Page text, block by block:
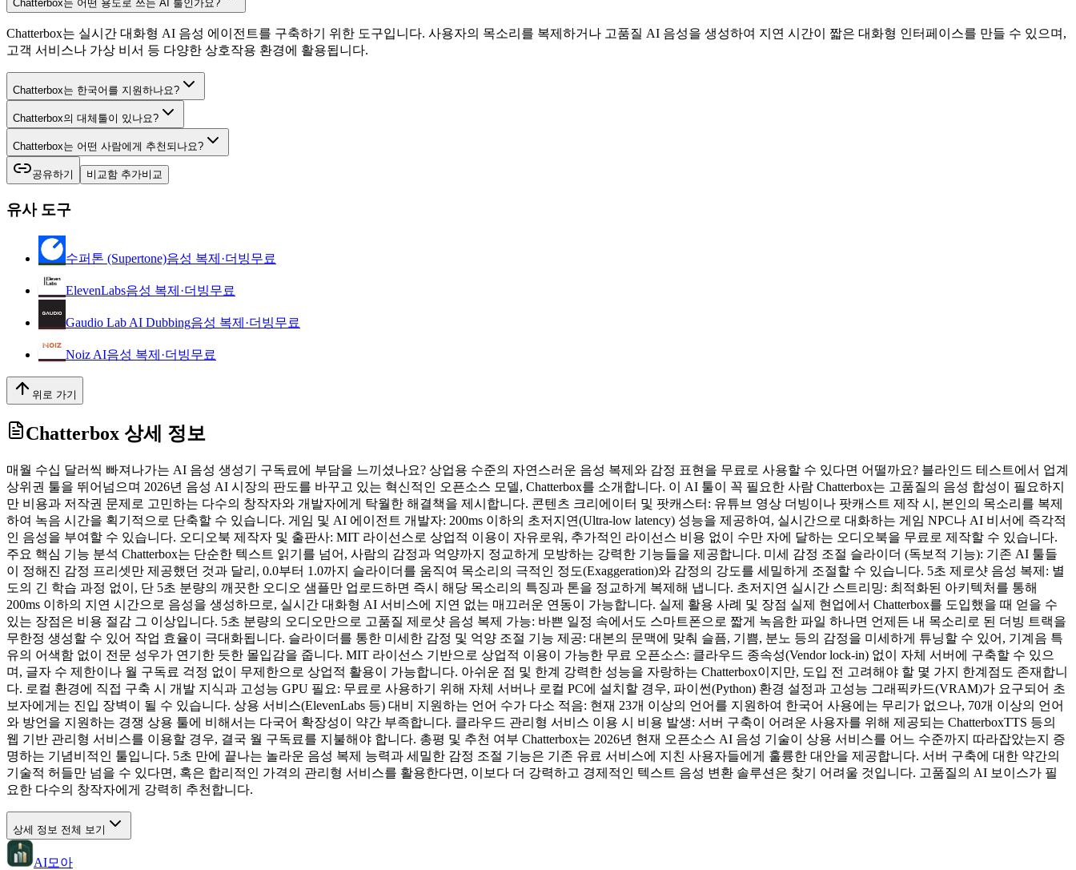
Chatterbox는 어떤 용도로 쓰는 AI 툴인가요?
Chatterbox는 실시간 대화형 AI 음성 에이전트를 구축하기 위한 도구입니다. 사용자의 목소리를 복제하거나 고품질 AI 음성을 생성하여 지연 시간이 짧은 대화형 인터페이스를 만들 수 있으며,
고객 서비스나 가상 비서 등 다양한 상호작용 환경에 활용됩니다.
Chatterbox는 한국어를 지원하나요?
Chatterbox의 대체툴이 있나요?
Chatterbox는 어떤 사람에게 추천되나요?
공유하기 비교함 추가비교
유사 도구
수퍼톤 (Supertone)음성 복제·더빙무료
ElevenLabs음성 복제·더빙무료
Gaudio Lab AI Dubbing음성 복제·더빙무료
Noiz AI음성 복제·더빙무료
위로 가기
Chatterbox 상세 정보
매월 수십 달러씩 빠져나가는 AI 음성 생성기 구독료에 부담을 느끼셨나요? 상업용 수준의 자연스러운 음성 복제와 감정 표현을 무료로 사용할 수 있다면 어떨까요? 블라인드 테스트에서 업계
상위권 툴을 뛰어넘으며 2026년 음성 AI 시장의 판도를 바꾸고 있는 혁신적인 오픈소스 모델, Chatterbox를 소개합니다. 이 AI 툴이 꼭 필요한 사람 Chatterbox는 고품질의 음성 합성이 필요하지
만 비용과 저작권 문제로 고민하는 다수의 창작자와 개발자에게 탁월한 해결책을 제시합니다. 콘텐츠 크리에이터 및 팟캐스터: 유튜브 영상 더빙이나 팟캐스트 제작 시, 본인의 목소리를 복제
하여 녹음 시간을 획기적으로 단축할 수 있습니다. 게임 및 AI 에이전트 개발자: 200ms 이하의 초저지연(Ultra-low latency) 성능을 제공하여, 실시간으로 대화하는 게임 NPC나 AI 비서에 즉각적
인 음성을 부여할 수 있습니다. 오디오북 제작자 및 출판사: MIT 라이선스로 상업적 이용이 자유로워, 추가적인 라이선스 비용 없이 수만 자에 달하는 오디오북을 무료로 제작할 수 있습니다.
주요 핵심 기능 분석 Chatterbox는 단순한 텍스트 읽기를 넘어, 사람의 감정과 억양까지 정교하게 모방하는 강력한 기능들을 제공합니다. 미세 감정 조절 슬라이더 (독보적 기능): 기존 AI 툴들
이 정해진 감정 프리셋만 제공했던 것과 달리, 0.0부터 1.0까지 슬라이더를 움직여 목소리의 극적인 정도(Exaggeration)와 감정의 강도를 세밀하게 조절할 수 있습니다. 5초 제로샷 음성 복제: 별
도의 긴 학습 과정 없이, 단 5초 분량의 깨끗한 오디오 샘플만 업로드하면 즉시 해당 목소리의 특징과 톤을 정교하게 복제해 냅니다. 초저지연 실시간 스트리밍: 최적화된 아키텍처를 통해
200ms 이하의 지연 시간으로 음성을 생성하므로, 실시간 대화형 AI 서비스에 지연 없는 매끄러운 연동이 가능합니다. 실제 활용 사례 및 장점 실제 현업에서 Chatterbox를 도입했을 때 얻을 수
있는 장점은 비용 절감 그 이상입니다. 5초 분량의 오디오만으로 고품질 제로샷 음성 복제 가능: 바쁜 일정 속에서도 스마트폰으로 짧게 녹음한 파일 하나면 언제든 내 목소리로 된 더빙 트랙을
무한정 생성할 수 있어 작업 효율이 극대화됩니다. 슬라이더를 통한 미세한 감정 및 억양 조절 기능 제공: 대본의 문맥에 맞춰 슬픔, 기쁨, 분노 등의 감정을 미세하게 튜닝할 수 있어, 기계음 특
유의 어색함 없이 전문 성우가 연기한 듯한 몰입감을 줍니다. MIT 라이선스 기반으로 상업적 이용이 가능한 무료 오픈소스: 클라우드 종속성(Vendor lock-in) 없이 자체 서버에 구축할 수 있으
며, 글자 수 제한이나 월 구독료 걱정 없이 무제한으로 상업적 활용이 가능합니다. 아쉬운 점 및 한계 강력한 성능을 자랑하는 Chatterbox이지만, 도입 전 고려해야 할 몇 가지 한계점도 존재합니
다. 로컬 환경에 직접 구축 시 개발 지식과 고성능 GPU 필요: 무료로 사용하기 위해 자체 서버나 로컬 PC에 설치할 경우, 파이썬(Python) 환경 설정과 고성능 그래픽카드(VRAM)가 요구되어 초
보자에게는 진입 장벽이 될 수 있습니다. 상용 서비스(ElevenLabs 등) 대비 지원하는 언어 수가 다소 적음: 현재 23개 이상의 언어를 지원하여 한국어 사용에는 무리가 없으나, 70개 이상의 언어
와 방언을 지원하는 경쟁 상용 툴에 비해서는 다국어 확장성이 약간 부족합니다. 클라우드 관리형 서비스 이용 시 비용 발생: 서버 구축이 어려운 사용자를 위해 제공되는 ChatterboxTTS 등의
웹 기반 관리형 서비스를 이용할 경우, 결국 월 구독료를 지불해야 합니다. 총평 및 추천 여부 Chatterbox는 2026년 현재 오픈소스 AI 음성 기술이 상용 서비스를 어느 수준까지 따라잡았는지 증
명하는 기념비적인 툴입니다. 5초 만에 끝나는 놀라운 음성 복제 능력과 세밀한 감정 조절 기능은 기존 유료 서비스에 지친 사용자들에게 훌륭한 대안을 제공합니다. 서버 구축에 대한 약간의
기술적 허들만 넘을 수 있다면, 혹은 합리적인 가격의 관리형 서비스를 활용한다면, 이보다 더 강력하고 경제적인 텍스트 음성 변환 솔루션은 찾기 어려울 것입니다. 고품질의 AI 보이스가 필
요한 다수의 창작자에게 강력히 추천합니다.
상세 정보 전체 보기
AI모아